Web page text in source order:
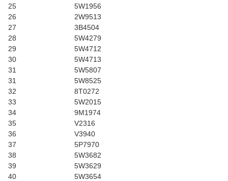
25
5W1956
26
2W9513
27
3B4504
28
5W4279
29
5W4712
30
5W4713
31
5W5807
31
5W8525
32
8T0272
33
5W2015
34
9M1974
35
V2316
36
V3940
37
5P7970
38
5W3682
39
5W3629
40
5W3654